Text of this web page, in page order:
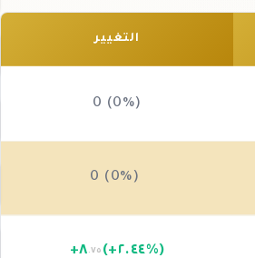
التغيير
0 (0%)
0 (0%)
+٨ .٧٥ (+٢.٤٤%)